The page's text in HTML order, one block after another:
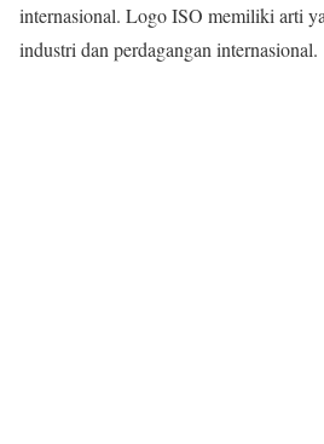
internasional. Logo ISO memiliki arti
industri dan perdagangan internasional.